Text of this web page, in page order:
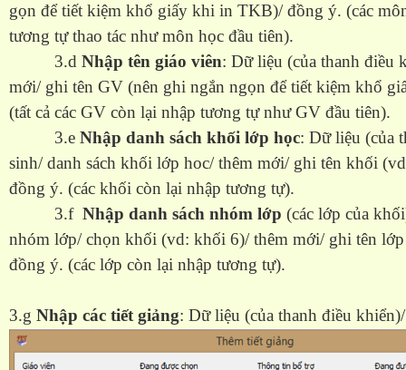
gọn để tiết kiệm khổ giấy khi in TKB)/ đồng ý. (các
tương tự thao tác như môn học đầu tiên).
3.d Nhập tên giáo viên: Dữ liệu (của thanh điều
mới/ ghi tên GV (nên ghi ngắn ngọn để tiết kiệm khổ
(tất cả các GV còn lại nhập tương tự như GV đầu tiên).
3.e Nhập danh sách khối lớp học: Dữ liệu (của
sinh/ danh sách khối lớp hoc/ thêm mới/ ghi tên khối
đồng ý. (các khối còn lại nhập tương tự).
3.f Nhập danh sách nhóm lớp (các lớp của
nhóm lớp/ chọn khối (vd: khối 6)/ thêm mới/ ghi tên
đồng ý. (các lớp còn lại nhập tương tự).
3.g Nhập các tiết giảng: Dữ liệu (của thanh điều